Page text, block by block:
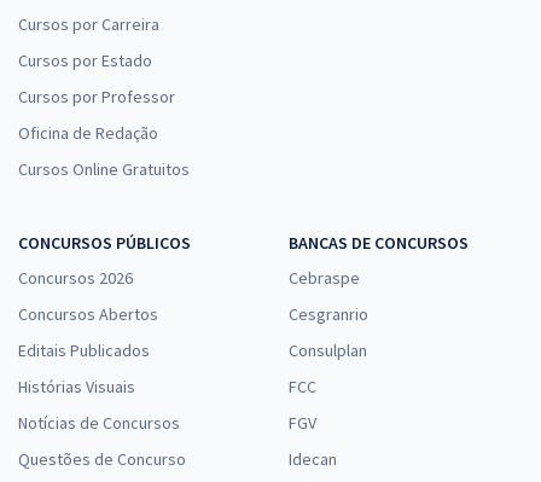
Cursos por Carreira
Cursos por Estado
Cursos por Professor
Oficina de Redação
Cursos Online Gratuitos
CONCURSOS PÚBLICOS
Concursos 2026
Concursos Abertos
Editais Publicados
Histórias Visuais
Notícias de Concursos
Questões de Concurso
BANCAS DE CONCURSOS
Cebraspe
Cesgranrio
Consulplan
FCC
FGV
Idecan